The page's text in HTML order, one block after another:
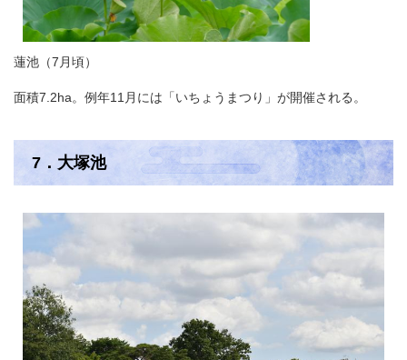
蓮池（7月頃）
面積7.2ha。例年11月には「いちょうまつり」が開催される。
7．大塚池